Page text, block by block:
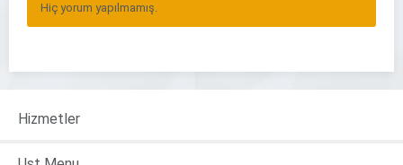
Hiç yorum yapılmamış.
Hizmetler